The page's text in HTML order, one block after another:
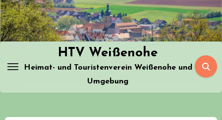
Zum
Inhalt
springen
HTV Weißenohe
Heimat- und Touristenverein Weißenohe und
Umgebung